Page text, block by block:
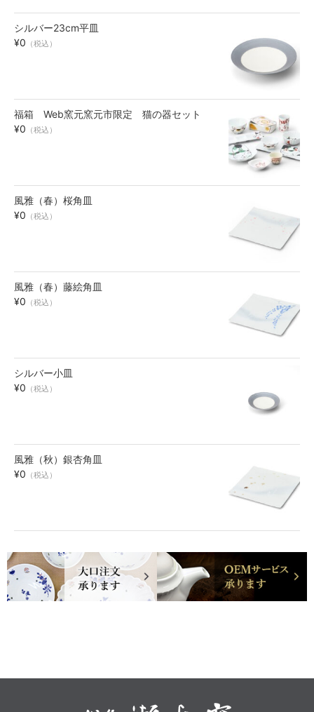
シルバー23cm平皿
¥0 （税込）
福箱 Web窯元窯元市限定 猫の器セット
¥0 （税込）
風雅（春）桜角皿
¥0 （税込）
風雅（春）藤絵角皿
¥0 （税込）
シルバー小皿
¥0 （税込）
風雅（秋）銀杏角皿
¥0 （税込）